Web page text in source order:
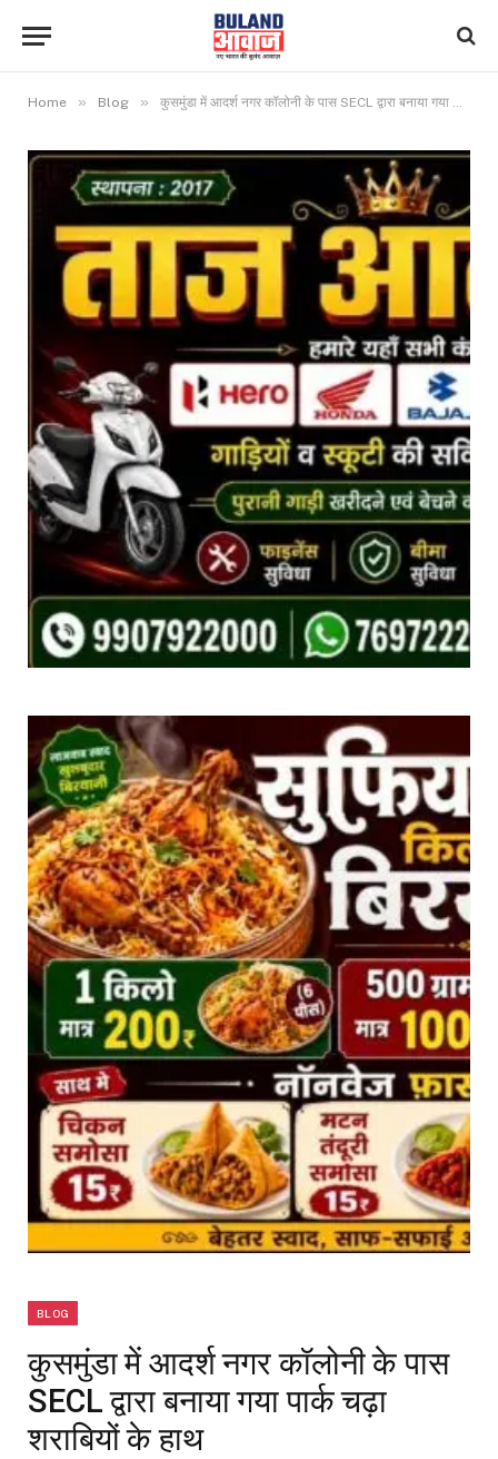
Home » Blog » कुसमुंडा में आदर्श नगर कॉलोनी के पास SECL द्वारा बनाया गया पार्क चढ़ा शराबियों के हाथ
BLOG
कुसमुंडा में आदर्श नगर कॉलोनी के पास
SECL द्वारा बनाया गया पार्क चढ़ा
शराबियों के हाथ